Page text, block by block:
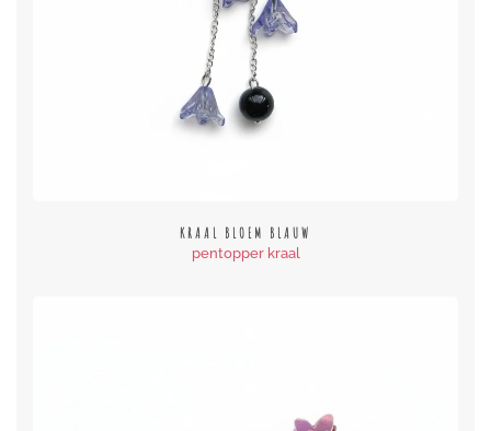
KRAAL BLOEM BLAUW
pentopper kraal